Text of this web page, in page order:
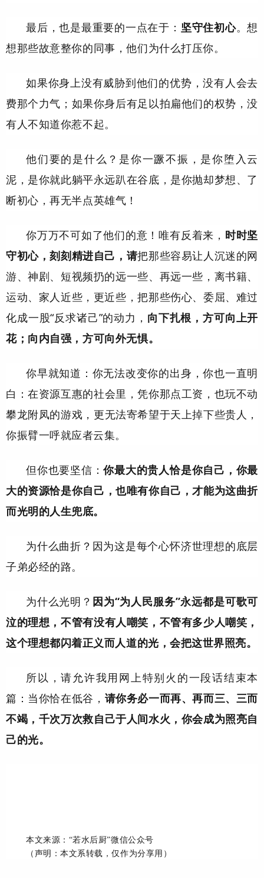
最后，也是最重要的一点在于： 坚守住初心。想
想那些故意整你的同事，他们为什么打压你。
如果你身上没有威胁到他们的优势，没有人会去
费那个力气；如果你身后有足以拍扁他们的权势，没
有人不知道你惹不起。
他们要的是什么？是你一蹶不振，是你堕入云
泥，是你就此躺平永远趴在谷底，是你抛却梦想、了
断初心，再无半点英雄气！
你万万不可如了他们的意！唯有反着来， 时时坚
守初心，刻刻精进自己，请把那些容易让人沉迷的网
游、神剧、短视频扔的远一些、再远一些，离书籍、
运动、家人近些，更近些，把那些伤心、委屈、难过
化成一股“反求诸己”的动力， 向下扎根，方可向上开
花；向内自强，方可向外无惧。
你早就知道：你无法改变你的出身，你也一直明
白：在资源互惠的社会里，凭你那点工资，也玩不动
攀龙附凤的游戏，更无法寄希望于天上掉下些贵人，
你振臂一呼就应者云集。
但你也要坚信：你最大的贵人恰是你自己，你最
大的资源恰是你自己，也唯有你自己，才能为这曲折
而光明的人生兜底。
为什么曲折？因为这是每个心怀济世理想的底层
子弟必经的路。
为什么光明？ 因为“为人民服务”永远都是可歌可
泣的理想，不管有没有人嘲笑，不管有多少人嘲笑，
这个理想都闪着正义而人道的光，会把这世界照亮。
所以，请允许我用网上特别火的一段话结束本
篇：当你恰在低谷， 请你务必一而再、再而三、三而
不竭，千次万次救自己于人间水火，你会成为照亮自
己的光。
本文来源：“若水后厨”微信公众号
（声明：本文系转载，仅作为分享用）